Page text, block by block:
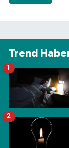
Trend
1
2